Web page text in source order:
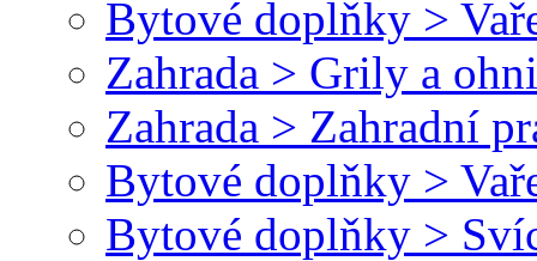
Bytové doplňky >
Zahrada > Grily a
Zahrada > Zahradní
Bytové doplňky >
Bytové doplňky >